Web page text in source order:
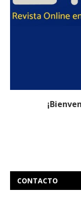
CONTACTO